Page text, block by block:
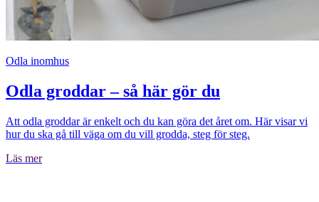
Odla inomhus
Odla groddar – så här gör du
Att odla groddar är enkelt och du kan göra det året om. Här visar vi
hur du ska gå till väga om du vill grodda, steg för steg.
Läs mer